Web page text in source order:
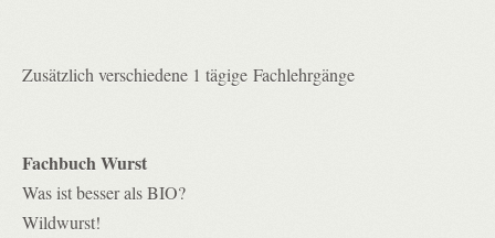
Zusätzlich verschiedene 1 tägige Fachlehrgänge
Fachbuch Wurst
Was ist besser als BIO?
Wildwurst!